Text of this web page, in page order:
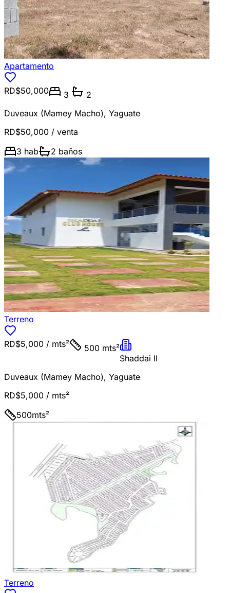
Apartamento
RD$50,000 3
2
Duveaux (Mamey Macho), Yaguate
RD$50,000 / venta
3 hab 2 baños
Terreno
RD$5,000 / mts²
500 mts²
Shaddai II
Duveaux (Mamey Macho), Yaguate
RD$5,000 / mts²
500mts²
Terreno